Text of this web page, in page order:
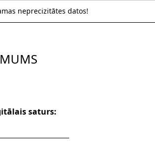
neprecizitātes datos!
saturs: